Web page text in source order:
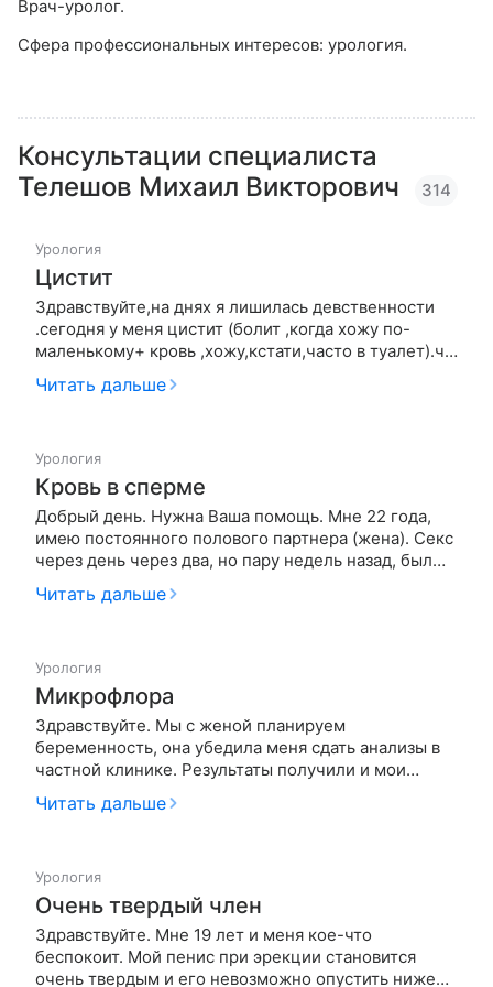
Врач-уролог.
Сфера профессиональных интересов: урология.
Консультации специалиста
Телешов Михаил Викторович
314
Урология
Цистит
Здравствуйте,на днях я лишилась девственности
.сегодня у меня цистит (болит ,когда хожу по-
маленькому+ кровь ,хожу,кстати,часто в туалет).что
это может быть и какие анализы следует мне сдать
?заранее спасибо за ответ
Читать дальше
Урология
Кровь в сперме
Добрый день. Нужна Ваша помощь. Мне 22 года,
имею постоянного полового партнера (жена). Секс
через день через два, но пару недель назад, был
перерыв в 11 дней, после того был половой акт и
все было как обычно, после того через 3 дня снова
Читать дальше
Урология
Микрофлора
Здравствуйте. Мы с женой планируем
беременность, она убедила меня сдать анализы в
частной клинике. Результаты получили и мои
результаты как сказал врач гинеколог не хорошие, а
именно: streptococcus anginosus group F рост:
Читать дальше
Урология
Очень твердый член
Здравствуйте. Мне 19 лет и меня кое-что
беспокоит. Мой пенис при эрекции становится
очень твердым и его невозможно опустить ниже